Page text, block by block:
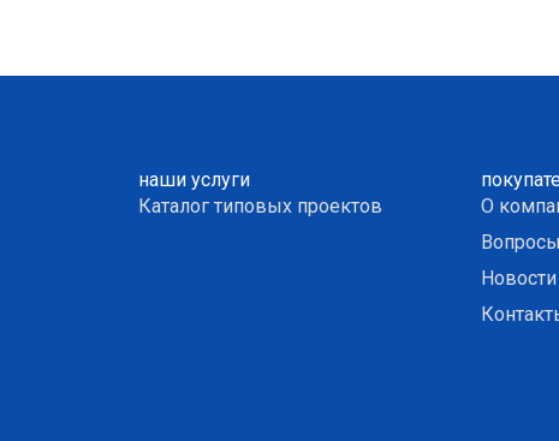
наши услуги
Каталог типовых проектов
О
Новости